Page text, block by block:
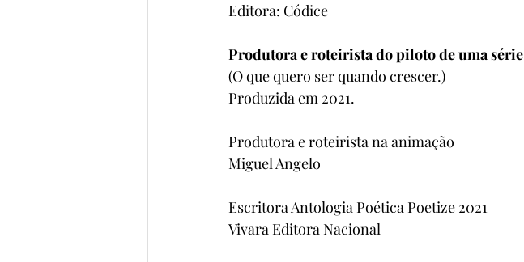
Editora: Códice
Produtora e roteirista do piloto de uma série
(O que quero ser quando crescer.)
Produzida em 2021.
Produtora e roteirista na animação
Miguel Angelo
Escritora Antologia Poética Poetize 2021
Vivara Editora Nacional